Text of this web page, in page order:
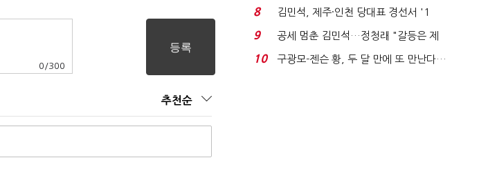
0 /300
추천순
청래와 격차 0.86%p(...
8
김민석, 제주·인천 당대표 경선서 '1
위'(1보)...
9
공세 멈춘 김민석…정청래 "갈등은 제
가 수습"
10
구광모-젠슨 황, 두 달 만에 또 만난다…